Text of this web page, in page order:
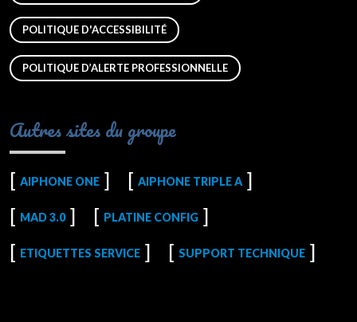
POLITIQUE D'ACCESSIBILITÉ
POLITIQUE D’ALERTE PROFESSIONNELLE
Autres sites du groupe
AIPHONE ONE AIPHONE TRIPLE A
MAD 3.0 PLATINE CONFIG
ETIQUETTES SERVICE SUPPORT TECHNIQUE